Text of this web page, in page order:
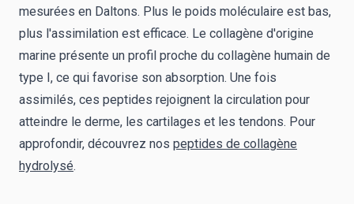
mesurées en Daltons. Plus le poids moléculaire est bas,
plus l'assimilation est efficace. Le collagène d'origine
marine présente un profil proche du collagène humain de
type I, ce qui favorise son absorption. Une fois
assimilés, ces peptides rejoignent la circulation pour
atteindre le derme, les cartilages et les tendons. Pour
approfondir, découvrez nos peptides de collagène
hydrolysé.